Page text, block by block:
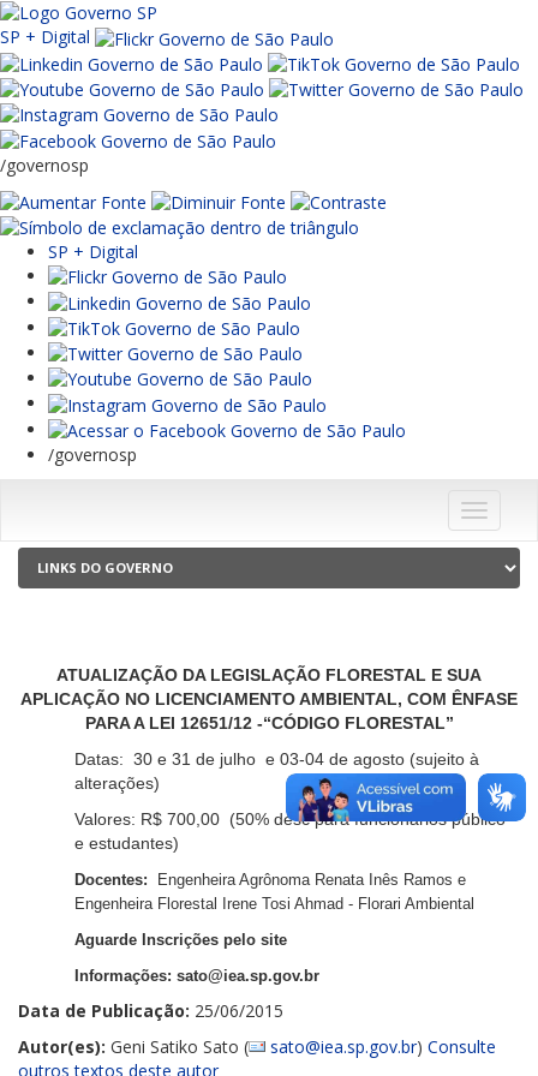
SP + Digital
/governosp
SP + Digital
/governosp
Menu
ATUALIZAÇÃO DA LEGISLAÇÃO FLORESTAL E SUA
APLICAÇÃO NO LICENCIAMENTO AMBIENTAL, COM ÊNFASE
PARA A LEI 12651/12 -“CÓDIGO FLORESTAL”
Datas: 30 e 31 de julho e 03-04 de agosto (sujeito à
alterações)
Valores: R$ 700,00 (50% desc para funcionários público
e estudantes)
Docentes:
Engenheira Agrônoma Renata Inês Ramos e
Engenheira Florestal Irene Tosi Ahmad - Florari Ambiental
Aguarde Inscrições pelo site
Informações: sato@iea.sp.gov.br
Data de Publicação: 25/06/2015
Autor(es): Geni Satiko Sato ( sato@iea.sp.gov.br) Consulte
outros textos deste autor